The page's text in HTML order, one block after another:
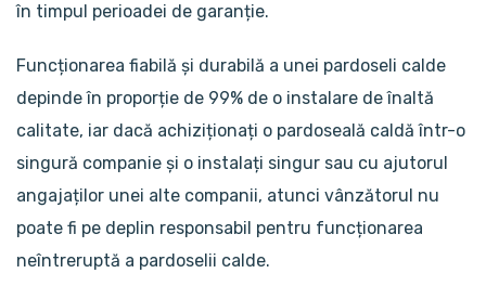
în timpul perioadei de garanție.
Funcționarea fiabilă și durabilă a unei pardoseli calde
depinde în proporție de 99% de o instalare de înaltă
calitate, iar dacă achiziționați o pardoseală caldă într-o
singură companie și o instalați singur sau cu ajutorul
angajaților unei alte companii, atunci vânzătorul nu
poate fi pe deplin responsabil pentru funcționarea
neîntreruptă a pardoselii calde.